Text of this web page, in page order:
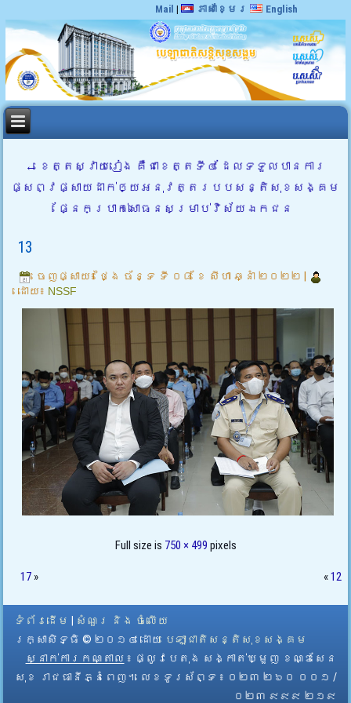
Mail | ភាសាខ្មែរ English
← ខេត្តស្វាយរៀង គឺជាខេត្តទី៤ ដែលទទួលបានការ
ផ្សព្វផ្សាយដាក់ឲ្យអនុវត្តរបបសន្តិសុខសង្គម
ផ្នែកប្រាក់សោធនសម្រាប់វិស័យឯកជន
13
ចេញផ្សាយ៖ ថ្ងៃ ច័ន្ទ ទី ០៨ ខែ សីហា ឆ្នាំ ២០២២
ដោយ៖ NSSF
Full size is 750 × 499 pixels
17 » «12
ទំព័រដើម
សំណួរ និង ចំលើយ
រក្សាសិទ្ធិ © ២០១៤ ដោយ​ បេឡាជាតិសន្តិសុខសង្គម
ស្នាក់ការកណ្តាល ៖ ផ្លូវបេតុង សង្កាត់ឃ្មួញ ខណ្ឌសែន
សុខ រាជធានីភ្នំពេញ។ លេខទូរស័ព្ទ ៖ ០២៣ ២៦០ ០០១ /
០២៣ ៩៩៩ ២១៩